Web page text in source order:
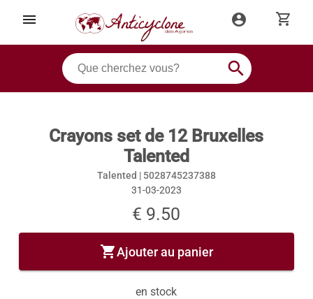
menu account_circle shopping_cart
search
Crayons set de 12 Bruxelles
Talented
Talented | 5028745237388
31-03-2023
€ 9.50
shopping_cartAjouter au panier
en stock